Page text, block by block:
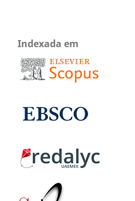
Indexada em